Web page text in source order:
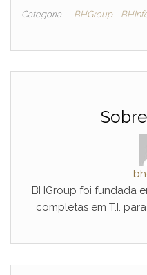
Categoria BHGroup
BHGroup foi fundada
completas em T.I.